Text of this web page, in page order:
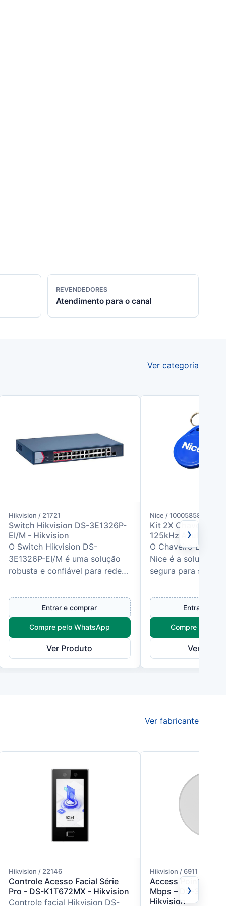
REVENDEDORES
Atendimento para o canal
Ver categoria
Hikvision / 21721
Switch Hikvision DS-3E1326P-
EI/M - Hikvision
O Switch Hikvision DS-
3E1326P-EI/M é uma solução
robusta e confiável para redes
de alta capacidade de conexão
e al...
Entrar e comprar
Compre pelo WhatsApp
Ver Produto
Nice / 10005858
Kit 2X Chaveiro /
125kHz Azul Nice /
O Chaveiro LF
Nice é a solução
segura para
ambientes
comerciais. Com...
Entrar e
Compre pelo
Ver
›
Ver fabricante
Hikvision / 22146
Controle Acesso Facial Série
Pro - DS-K1T672MX - Hikvision
Controle facial Hikvision DS-
Hikvision / 6911
Access Point Wi-Fi
Mbps – DS-
Hikvision
›